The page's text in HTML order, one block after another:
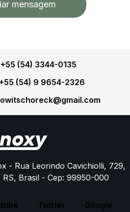
+55 (54) 3344-0135
+55 (54) 9 9654-2326
- Rua Leorindo Cavichiolli, 729,
Brasil - Cep: 99950-000
Twitter Google